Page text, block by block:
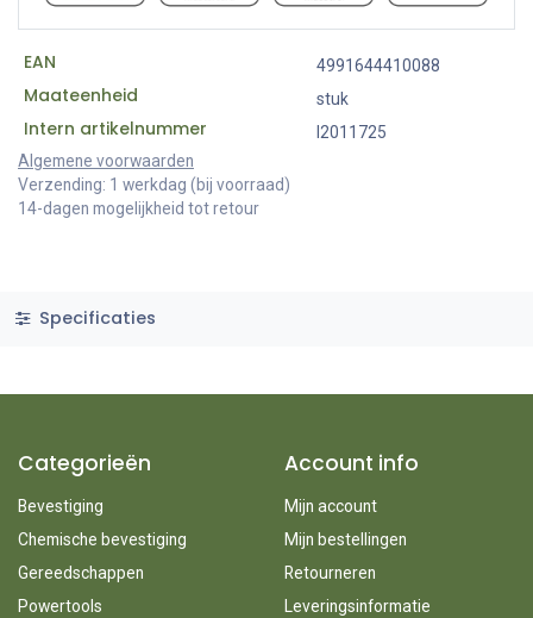
EAN 4991644410088
Maateenheid stuk
Intern artikelnummer
I2011725
Algemene voorwaarden
Verzending: 1 werkdag (bij voorraad)
14-dagen mogelijkheid tot retour
Specificaties
Categorieën
Bevestiging
Chemische bevestiging
Gereedschappen
Powertools
Account info
Mijn account
Mijn bestellingen
Retourneren
Leveringsinformatie